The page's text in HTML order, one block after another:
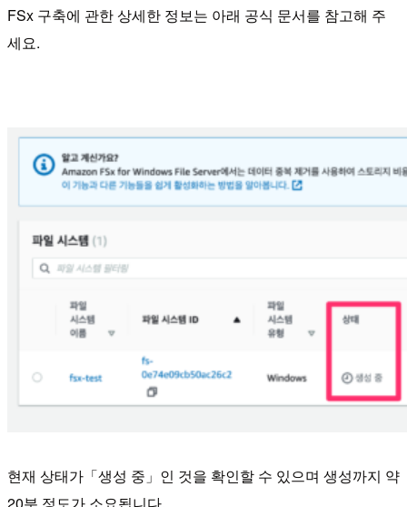
FSx 구축에 관한 상세한 정보는 아래 공식 문서를 참고해 주
세요.
현재 상태가「생성 중」인 것을 확인할 수 있으며 생성까지 약